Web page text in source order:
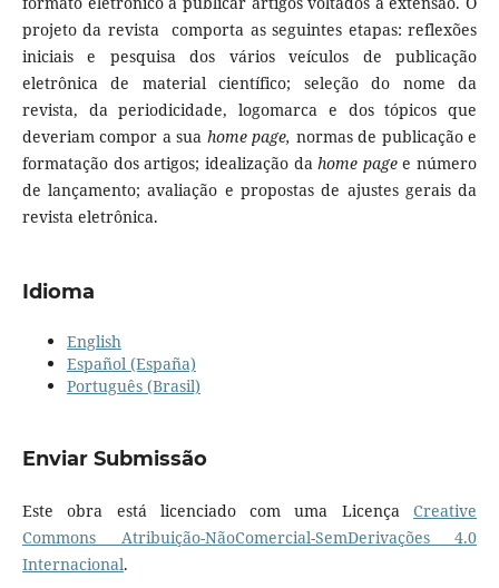
projeto da revista comporta as seguintes etapas: reflexões
iniciais e pesquisa dos vários veículos de publicação
eletrônica de material científico; seleção do nome da
revista, da periodicidade, logomarca e dos tópicos que
deveriam compor a sua home page, normas de publicação e
formatação dos artigos; idealização dahome pagee número
de lançamento; avaliação e propostas de ajustes gerais da
revista eletrônica.
Idioma
English
Español (España)
Português (Brasil)
Enviar Submissão
Este obra está licenciado com uma LicençaCreative
Commons Atribuição-NãoComercial-SemDerivações 4.0
Internacional.